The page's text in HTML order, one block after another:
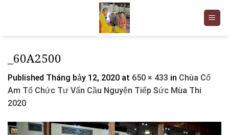
_60A2500
Published Tháng bảy 12, 2020 at 650 × 433 in Chùa Cổ
Am Tổ Chức Tư Vấn Cầu Nguyện Tiếp Sức Mùa Thi
2020